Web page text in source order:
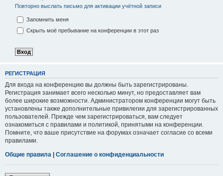
Повторно выслать письмо для активации учётной записи
Запомнить меня
Скрыть моё пребывание на конференции в этот раз
РЕГИСТРАЦИЯ
Для входа на конференцию вы должны быть зарегистрированы.
Регистрация занимает всего несколько минут, но предоставляет вам
более широкие возможности. Администратором конференции могут быть
установлены также дополнительные привилегии для зарегистрированных
пользователей. Прежде чем зарегистрироваться, вам следует
ознакомиться с правилами и политикой, принятыми на конференции.
Помните, что ваше присутствие на форумах означает согласие со всеми
правилами.
Общие правила
Соглашение о конфиденциальности